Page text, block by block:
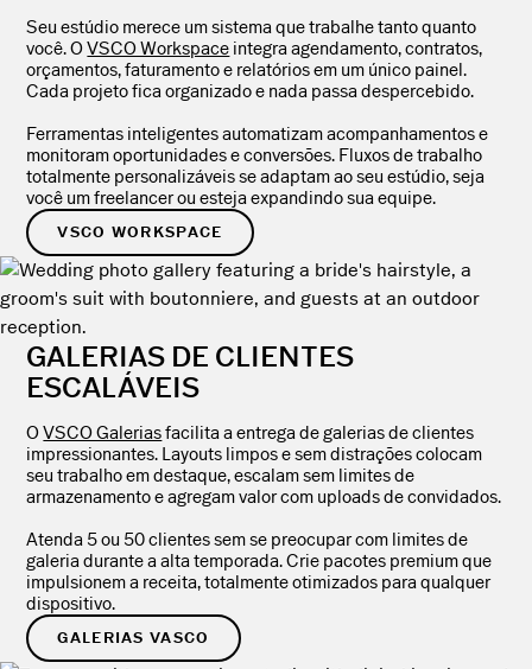
Seu estúdio merece um sistema que trabalhe tanto quanto
você. OVSCO Workspace integra agendamento, contratos,
orçamentos, faturamento e relatórios em um único painel.
Cada projeto fica organizado e nada passa despercebido.
Ferramentas inteligentes automatizam acompanhamentos e
monitoram oportunidades e conversões. Fluxos de trabalho
totalmente personalizáveis se adaptam ao seu estúdio, seja
você um freelancer ou esteja expandindo sua equipe.
VSCO WORKSPACE
GALERIAS DE CLIENTES
ESCALÁVEIS
OVSCO Galeriasfacilita a entrega de galerias de clientes
impressionantes. Layouts limpos e sem distrações colocam
seu trabalho em destaque, escalam sem limites de
armazenamento e agregam valor com uploads de convidados.
Atenda 5 ou 50 clientes sem se preocupar com limites de
galeria durante a alta temporada. Crie pacotes premium que
impulsionem a receita, totalmente otimizados para qualquer
dispositivo.
GALERIAS VASCO